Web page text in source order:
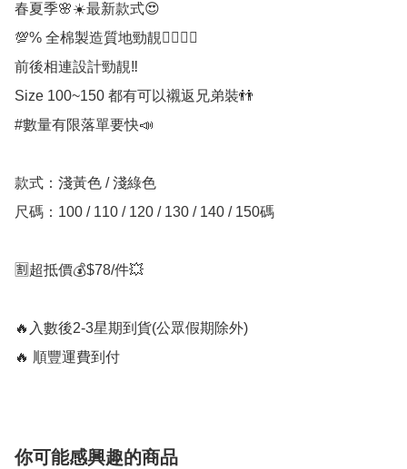
春夏季🌸☀️最新款式😍
💯% 全棉製造質地勁靚👍🏼👍🏼
前後相連設計勁靚‼️
Size 100~150 都有可以襯返兄弟裝👬
#數量有限落單要快📣
款式：淺黃色 / 淺綠色
尺碼：100 / 110 / 120 / 130 / 140 / 150碼
🈹超抵價💰$78/件💥
🔥入數後2-3星期到貨(公眾假期除外)
🔥 順豐運費到付
你可能感興趣的商品